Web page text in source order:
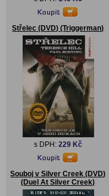
Střelec (DVD) (Triggerman)
s DPH: 229 Kč
Souboj v Silver Creek (DVD)
(Duel At Silver Creek)